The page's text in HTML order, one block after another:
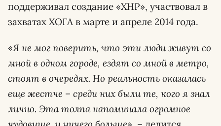
поддерживал создание «ХНР», участвовал в
захватах ХОГА в марте и апреле 2014 года.
«Я не мог поверить, что эти люди живут со
мной в одном городе, ездят со мной в метро,
стоят в очередях. Но реальность оказалась
еще жестче – среди них были те, кого я знал
лично. Эта толпа напоминала огромное